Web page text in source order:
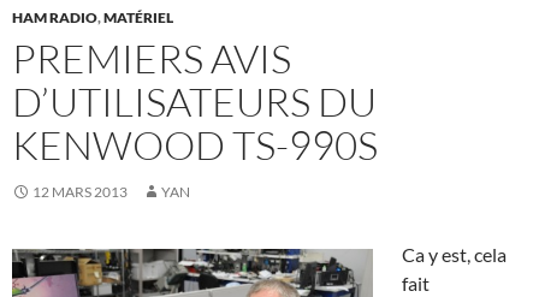
HAM RADIO,MATÉRIEL
PREMIERS AVIS
D’UTILISATEURS DU
KENWOOD TS-990S
12 MARS 2013 YAN
Ca y est, cela
fait